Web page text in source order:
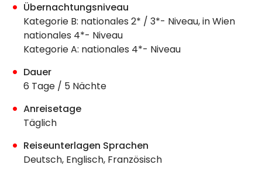
Übernachtungsniveau
Kategorie B: nationales 2* / 3*- Niveau, in Wien
nationales 4*- Niveau
Kategorie A: nationales 4*- Niveau
Dauer
6 Tage / 5 Nächte
Anreisetage
Täglich
Reiseunterlagen Sprachen
Deutsch, Englisch, Französisch